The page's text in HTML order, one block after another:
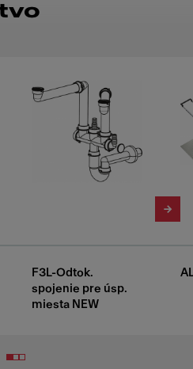
F3L-Odtok.
spojenie pre úsp.
miesta NEW